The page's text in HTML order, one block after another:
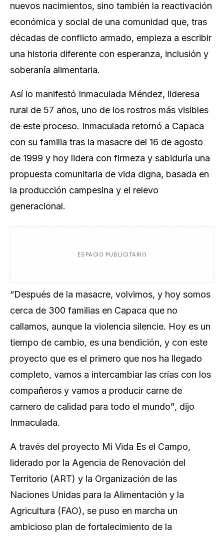
nuevos nacimientos, sino también la reactivación
económica y social de una comunidad que, tras
décadas de conflicto armado, empieza a escribir
una historia diferente con esperanza, inclusión y
soberanía alimentaria.
Así lo manifestó Inmaculada Méndez, lideresa
rural de 57 años, uno de los rostros más visibles
de este proceso. Inmaculada retornó a Capaca
con su familia tras la masacre del 16 de agosto
de 1999 y hoy lidera con firmeza y sabiduría una
propuesta comunitaria de vida digna, basada en
la producción campesina y el relevo
generacional.
ESPACIO PUBLICITARIO
“Después de la masacre, volvimos, y hoy somos
cerca de 300 familias en Capaca que no
callamos, aunque la violencia silencie. Hoy es un
tiempo de cambio, es una bendición, y con este
proyecto que es el primero que nos ha llegado
completo, vamos a intercambiar las crías con los
compañeros y vamos a producir carne de
carnero de calidad para todo el mundo”, dijo
Inmaculada.
A través del proyecto Mi Vida Es el Campo,
liderado por la Agencia de Renovación del
Territorio (ART) y la Organización de las
Naciones Unidas para la Alimentación y la
Agricultura (FAO), se puso en marcha un
ambicioso plan de fortalecimiento de la